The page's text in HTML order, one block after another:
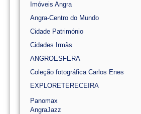
Imóveis Angra
Angra-Centro do Mundo
Cidade Património
Cidades Irmãs
ANGROESFERA
Coleção fotográfica Carlos Enes
EXPLORETERECEIRA
Panomax
AngraJazz